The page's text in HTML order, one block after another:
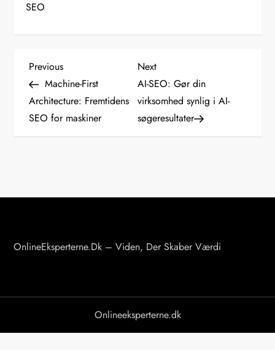
SEO
I
n
d
g
i
Previous
Post
Previous
Machine-First
Architecture: Fremtidens
SEO for maskiner
Next
Post
Next
AI-SEO: Gør din
virksomhed synlig i AI-
søgeresultater
OnlineEksperterne.dk – Viden, Der Skaber Værdi
Onlineeksperterne.dk